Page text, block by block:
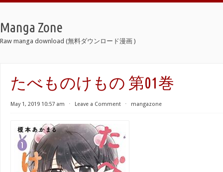
Manga Zone
Raw manga download (無料ダウンロード漫画 )
たべものけもの 第01巻
May 1, 2019 10:57 am ⋅ Leave a Comment ⋅ mangazone